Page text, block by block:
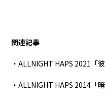
関連記事
・ALLNIGHT HAPS 2021「
・ALLNIGHT HAPS 2014「